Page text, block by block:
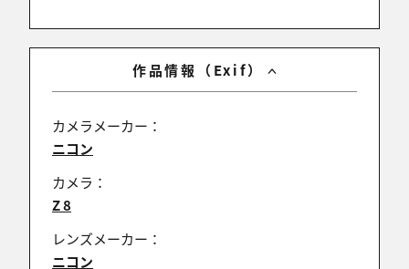
作品情報（Exif）
カメラメーカー：
ニコン
カメラ：
Z 8
レンズメーカー：
ニコン